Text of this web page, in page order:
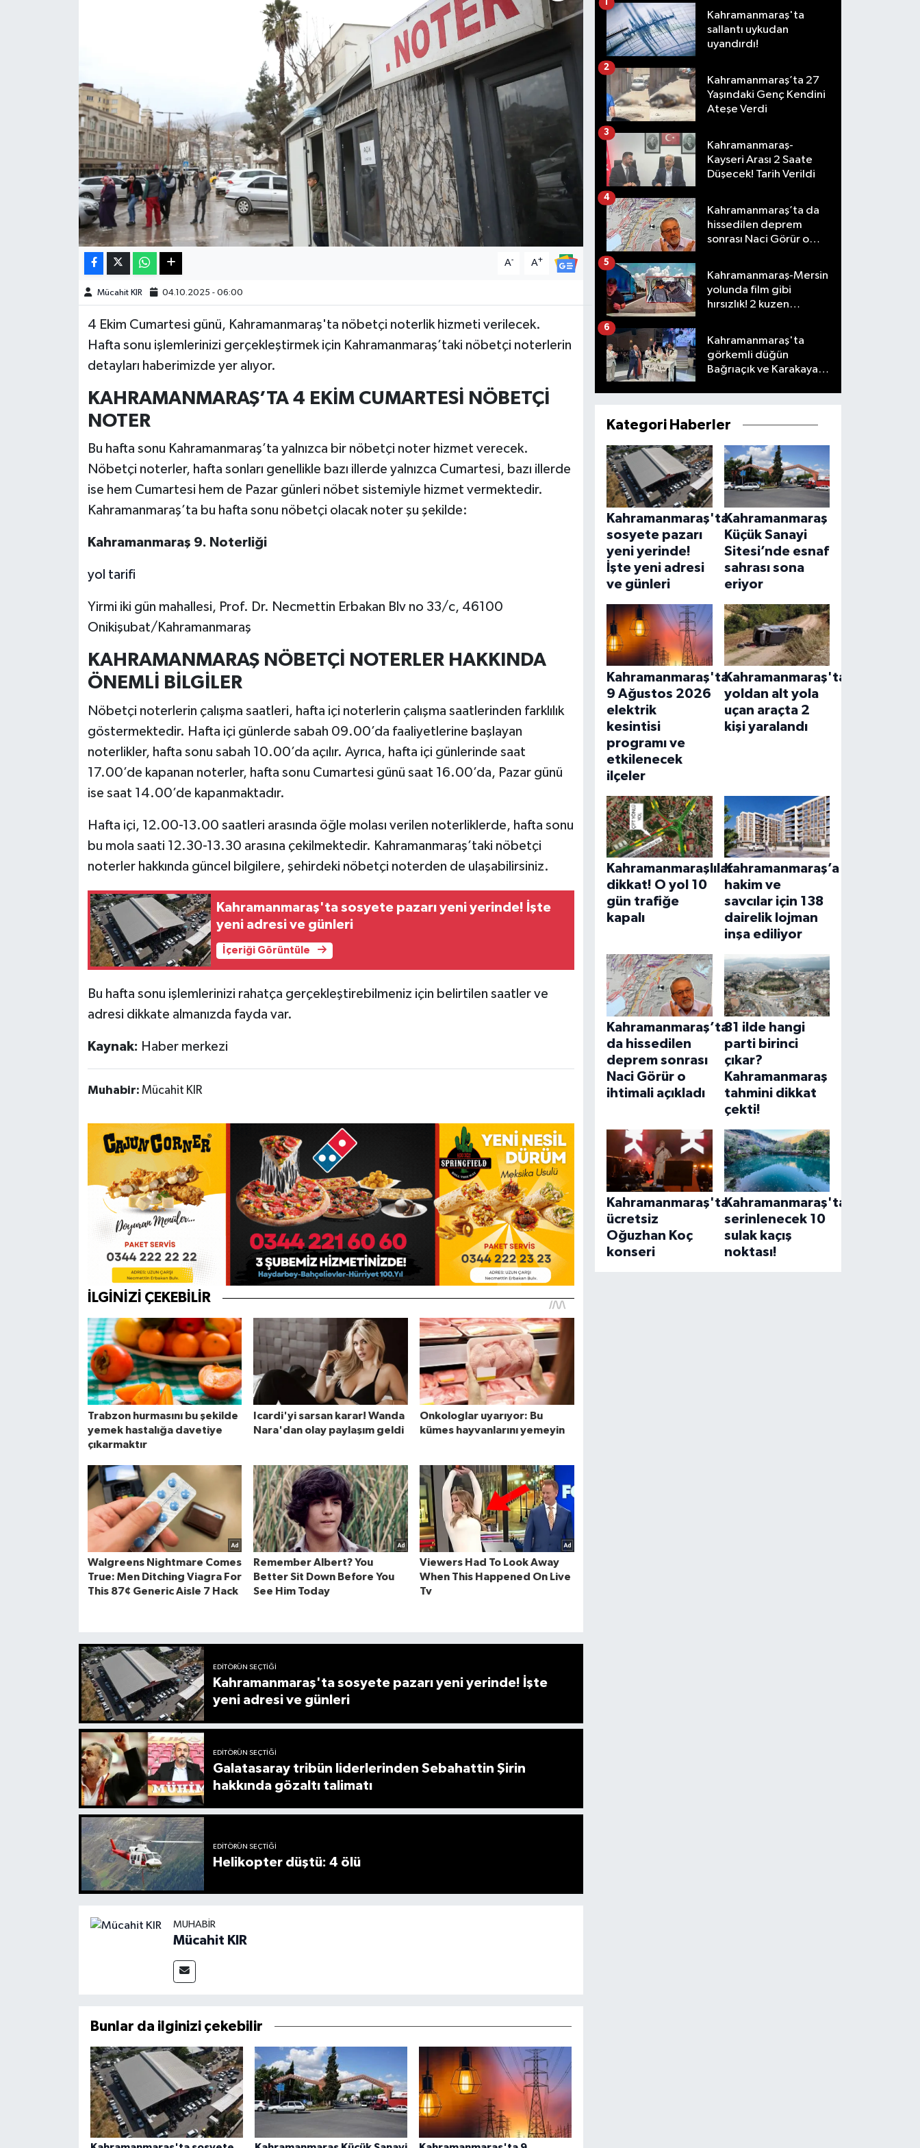
A- A+
Mücahit KIR 04.10.2025 - 06:00
4 Ekim Cumartesi günü, Kahramanmaraş'ta nöbetçi noterlik hizmeti verilecek.
Hafta sonu işlemlerinizi gerçekleştirmek için Kahramanmaraş’taki nöbetçi noterlerin
detayları haberimizde yer alıyor.
KAHRAMANMARAŞ’TA 4 EKİM CUMARTESİ NÖBETÇİ
NOTER
Bu hafta sonu Kahramanmaraş’ta yalnızca bir nöbetçi noter hizmet verecek.
Nöbetçi noterler, hafta sonları genellikle bazı illerde yalnızca Cumartesi, bazı illerde
ise hem Cumartesi hem de Pazar günleri nöbet sistemiyle hizmet vermektedir.
Kahramanmaraş’ta bu hafta sonu nöbetçi olacak noter şu şekilde:
Kahramanmaraş 9. Noterliği
yol tarifi
Yirmi iki gün mahallesi, Prof. Dr. Necmettin Erbakan Blv no 33/c, 46100
Onikişubat/Kahramanmaraş
KAHRAMANMARAŞ NÖBETÇİ NOTERLER HAKKINDA
ÖNEMLİ BİLGİLER
Nöbetçi noterlerin çalışma saatleri, hafta içi noterlerin çalışma saatlerinden farklılık
göstermektedir. Hafta içi günlerde sabah 09.00’da faaliyetlerine başlayan
noterlikler, hafta sonu sabah 10.00’da açılır. Ayrıca, hafta içi günlerinde saat
17.00’de kapanan noterler, hafta sonu Cumartesi günü saat 16.00’da, Pazar günü
ise saat 14.00’de kapanmaktadır.
Hafta içi, 12.00-13.00 saatleri arasında öğle molası verilen noterliklerde, hafta sonu
bu mola saati 12.30-13.30 arasına çekilmektedir. Kahramanmaraş’taki nöbetçi
noterler hakkında güncel bilgilere, şehirdeki nöbetçi noterden de ulaşabilirsiniz.
Kahramanmaraş'ta sosyete pazarı yeni yerinde! İşte
yeni adresi ve günleri
İçeriği Görüntüle
Bu hafta sonu işlemlerinizi rahatça gerçekleştirebilmeniz için belirtilen saatler ve
adresi dikkate almanızda fayda var.
Kaynak: Haber merkezi
Muhabir: Mücahit KIR
EDITÖRÜN SEÇTIĞI
Kahramanmaraş'ta sosyete pazarı yeni yerinde! İşte
yeni adresi ve günleri
EDITÖRÜN SEÇTIĞI
Galatasaray tribün liderlerinden Sebahattin Şirin
hakkında gözaltı talimatı
EDITÖRÜN SEÇTIĞI
Helikopter düştü: 4 ölü
MUHABIR
Mücahit KIR
Bunlar da ilginizi çekebilir
Kahramanmaraş'ta
sallantı uykudan
uyandırdı!
1
Kahramanmaraş’ta 27
Yaşındaki Genç Kendini
Ateşe Verdi
2
Kahramanmaraş-
Kayseri Arası 2 Saate
Düşecek! Tarih Verildi
3
Kahramanmaraş’ta da
hissedilen deprem
sonrası Naci Görür o
4
Kahramanmaraş-Mersin
yolunda film gibi
hırsızlık! 2 kuzen
5
Kahramanmaraş'ta
görkemli düğün
Bağrıaçık ve Karakaya
6
Kategori Haberler
Kahramanmaraş'ta
sosyete pazarı
yeni yerinde!
İşte yeni adresi
ve günleri
Kahramanmaraş
Küçük Sanayi
Sitesi’nde esnaf
sahrası sona
eriyor
Kahramanmaraş'ta
9 Ağustos 2026
elektrik
kesintisi
programı ve
etkilenecek
ilçeler
Kahramanmaraş'ta üst
yoldan alt yola
uçan araçta 2
kişi yaralandı
Kahramanmaraşlılar
dikkat! O yol 10
gün trafiğe
kapalı
Kahramanmaraş’a
hakim ve
savcılar için 138
dairelik lojman
inşa ediliyor
Kahramanmaraş’ta
da hissedilen
deprem sonrası
Naci Görür o
ihtimali açıkladı
81 ilde hangi
parti birinci
çıkar?
Kahramanmaraş
tahmini dikkat
çekti!
Kahramanmaraş'ta
ücretsiz
Oğuzhan Koç
konseri
Kahramanmaraş'ta
serinlenecek 10
sulak kaçış
noktası!
Magazin
Manşet Altı
Manşetler
Resmi İlan
SürManşet